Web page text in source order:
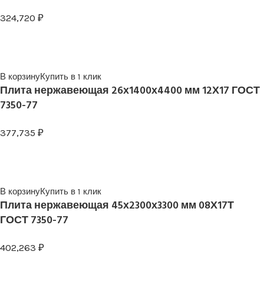
324,720 ₽
В корзинуКупить в 1 клик
Плита нержавеющая 26х1400х4400 мм 12Х17 ГОСТ
7350-77
377,735 ₽
В корзинуКупить в 1 клик
Плита нержавеющая 45х2300х3300 мм 08Х17Т
ГОСТ 7350-77
402,263 ₽